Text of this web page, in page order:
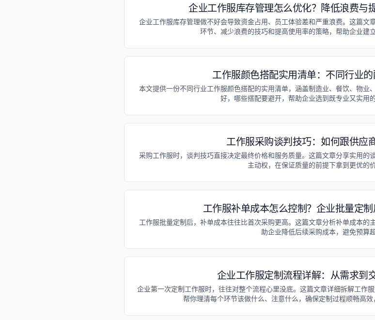
企业工作服库存管理怎么优化？降低浪费与
企业工作服库存管理做不好会导致资金占用、员工体验差和严重浪费。这篇文
环节、减少浪费的技巧和提高使用率的策略，帮助企业建
工作服颜色搭配实用清单：不同行业
本文提供一份不同行业工作服颜色搭配的实用清单，涵盖制造业、餐饮、物业
好，哪些搭配要避开，帮助企业选到既专业又实用
工作服采购谈判技巧：如何跟供应
采购工作服时，谈判技巧直接决定最终价格和服务质量。这篇文章分享实用的
主动权，在保证质量的前提下拿到更优的
工作服补单成本怎么控制？企业批量定
工作服批量定制后，补单成本往往比首次采购更高。这篇文章分析补单成本的
助企业降低后续采购成本，避免预算超
企业工作服定制流程详解：从需求到
企业第一次定制工作服时，往往对整个流程心里没底。这篇文章详细拆解工作
帮你理清每个环节该做什么、注意什么，确保定制过程顺畅高效